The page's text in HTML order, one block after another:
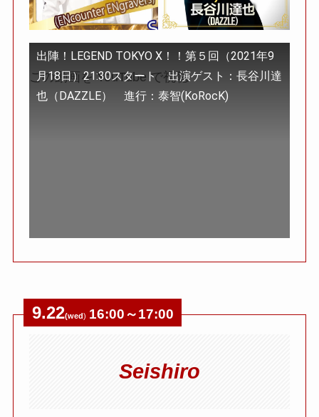
出陣！LEGEND TOKYO X！！第５回（2021年9
月18日）21:30スタート 出演ゲスト：長谷川達
也（DAZZLE） 進行：泰智(KoRocK)
この動画を YouTube で視聴
9.22(wed) 16:00～17:00
Seishiro